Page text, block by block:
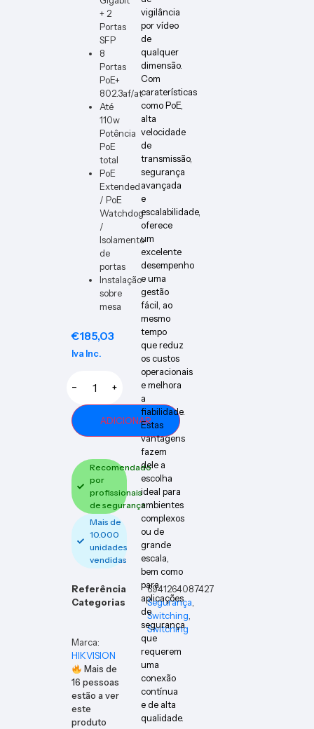
+ 2
Portas
SFP
8
Portas
PoE+
802.3af/at
Até
110w
Potência
PoE
total
PoE
Extended
/ PoE
Watchdog
/
Isolamento
de
portas
Instalação
sobre
mesa
€185,03
Iva Inc.
− +
ADICIONAR
Recomendado
por
profissionais
de segurança
Mais de
10.000
unidades
vendidas
Referência
6941264087427
Categorias
Segurança,
Switching,
Switching
Marca:
HIKVISION
Mais de
16 pessoas
estão a ver
este
produto
vigilância
por vídeo
de
qualquer
dimensão.
Com
caraterísticas
como PoE,
alta
velocidade
de
transmissão,
segurança
avançada
e
escalabilidade,
oferece
um
excelente
desempenho
e uma
gestão
fácil, ao
mesmo
tempo
que reduz
os custos
operacionais
e melhora
a
fiabilidade.
Estas
vantagens
fazem
dele a
escolha
ideal para
ambientes
complexos
ou de
grande
escala,
bem como
para
aplicações
de
segurança
que
requerem
uma
conexão
contínua
e de alta
qualidade.